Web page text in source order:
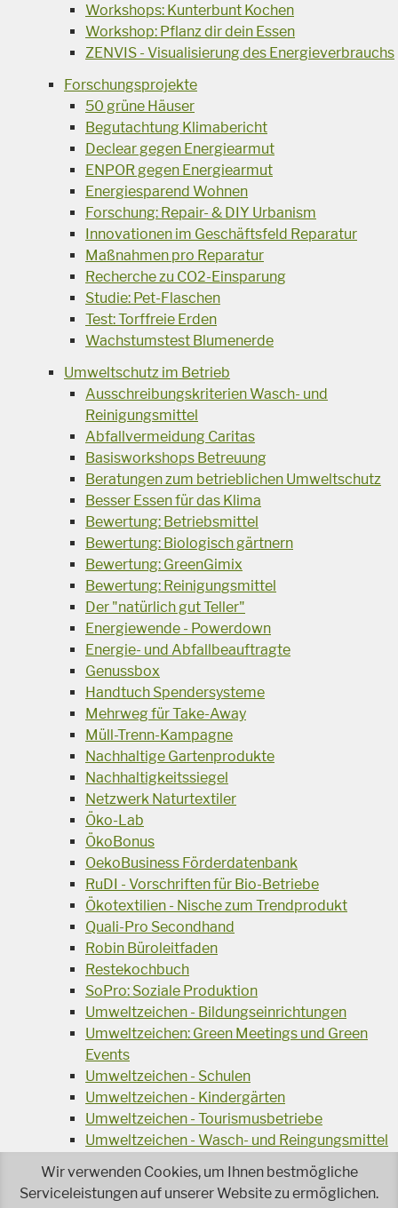
Workshops: Kunterbunt Kochen
Workshop: Pflanz dir dein Essen
ZENVIS - Visualisierung des Energieverbrauchs
Forschungsprojekte
50 grüne Häuser
Begutachtung Klimabericht
Declear gegen Energiearmut
ENPOR gegen Energiearmut
Energiesparend Wohnen
Forschung: Repair- & DIY Urbanism
Innovationen im Geschäftsfeld Reparatur
Maßnahmen pro Reparatur
Recherche zu CO2-Einsparung
Studie: Pet-Flaschen
Test: Torffreie Erden
Wachstumstest Blumenerde
Umweltschutz im Betrieb
Ausschreibungskriterien Wasch- und
Reinigungsmittel
Abfallvermeidung Caritas
Basisworkshops Betreuung
Beratungen zum betrieblichen Umweltschutz
Besser Essen für das Klima
Bewertung: Betriebsmittel
Bewertung: Biologisch gärtnern
Bewertung: GreenGimix
Bewertung: Reinigungsmittel
Der "natürlich gut Teller"
Energiewende - Powerdown
Energie- und Abfallbeauftragte
Genussbox
Handtuch Spendersysteme
Mehrweg für Take-Away
Müll-Trenn-Kampagne
Nachhaltige Gartenprodukte
Nachhaltigkeitssiegel
Netzwerk Naturtextiler
Öko-Lab
ÖkoBonus
OekoBusiness Förderdatenbank
RuDI - Vorschriften für Bio-Betriebe
Ökotextilien - Nische zum Trendprodukt
Quali-Pro Secondhand
Robin Büroleitfaden
Restekochbuch
SoPro: Soziale Produktion
Umweltzeichen - Bildungseinrichtungen
Umweltzeichen: Green Meetings und Green
Events
Umweltzeichen - Schulen
Umweltzeichen - Kindergärten
Umweltzeichen - Tourismusbetriebe
Umweltzeichen - Wasch- und Reingungsmittel
Veranstaltungsreihe Ressourcen-Effizienz
Wiederverwendung von Elektroaltgeräten
Wasser - das Businessgetränk
Wir verwenden Cookies, um Ihnen bestmögliche
Serviceleistungen auf unserer Website zu ermöglichen.